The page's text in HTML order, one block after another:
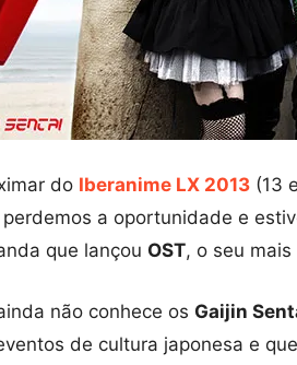
do Iberanime LX 2013 (13
perdemos a oportunidade e
que lançou OST, o seu
não conhece os Gaijin
de cultura japonesa e